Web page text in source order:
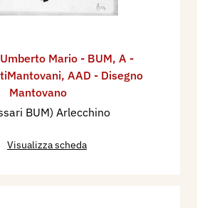
Mario - BUM, A -
, AAD - Disegno
Mantovano
BUM) Arlecchino
Visualizza scheda